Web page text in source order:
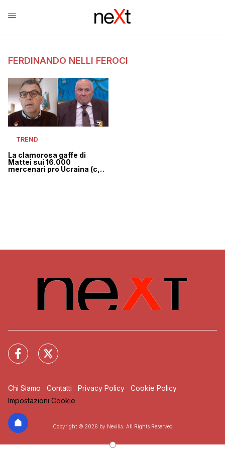
FERDINANDO NELLI FEROCI
TREND
La clamorosa gaffe di
Mattei sui 16.000
mercenari pro Ucraina (che
Chi Siamo Contatti Privacy Policy
Cookie Policy
Impostazioni Cookie
Copyright © 2026 by Nexilia. All Rights Reserved